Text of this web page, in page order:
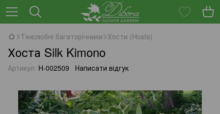
Тінелюбні багаторічники Хости (Hosta)
Хоста Silk Kimono
Артикул: H-002509 Написати відгук